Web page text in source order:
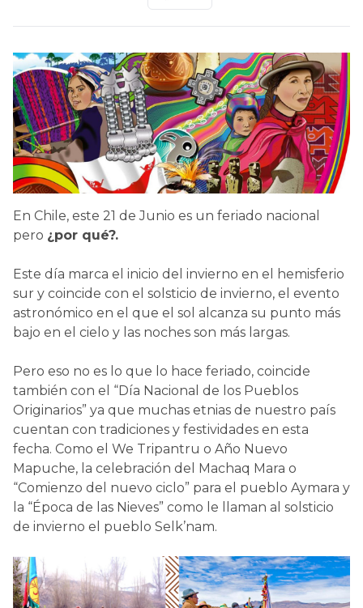
En Chile, este 21 de Junio es un feriado nacional
pero ¿por qué?.
Este día marca el inicio del invierno en el hemisferio
sur y coincide con el solsticio de invierno, el evento
astronómico en el que el sol alcanza su punto más
bajo en el cielo y las noches son más largas.
Pero eso no es lo que lo hace feriado, coincide
también con el “Día Nacional de los Pueblos
Originarios” ya que muchas etnias de nuestro país
cuentan con tradiciones y festividades en esta
fecha. Como el We Tripantru o Año Nuevo
Mapuche, la celebración del Machaq Mara o
“Comienzo del nuevo ciclo” para el pueblo Aymara y
la “Época de las Nieves” como le llaman al solsticio
de invierno el pueblo Selk’nam.